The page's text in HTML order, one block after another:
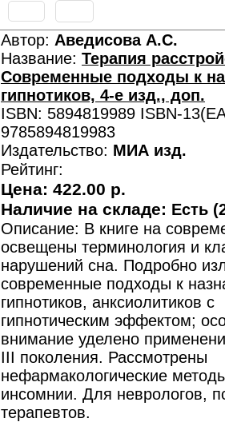
Автор: Аведисова А.С.
Название: Терапия
Современные подходы к
гипнотиков, 4-е изд., доп.
ISBN: 5894819989 ISBN-
9785894819983
Издательство: МИА изд.
Рейтинг:
Цена: 422.00 р.
Наличие на складе: Есть
Описание: В книге на
освещены терминология и
нарушений сна. Подробно
современные подходы к
гипнотиков, анксиолитиков с
гипнотическим эффектом;
внимание уделено
III поколения. Рассмотрены
нефармакологические
инсомнии. Для неврологов,
терапевтов.